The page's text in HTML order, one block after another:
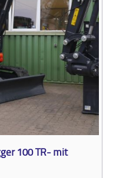
100 TR- mit